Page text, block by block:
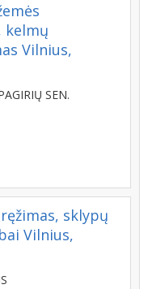
kelmų
Vilnius,
SEN.
sklypų
Vilnius,